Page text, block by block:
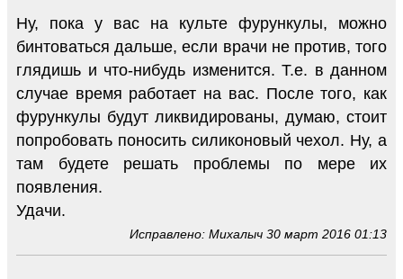
Ну, пока у вас на культе фурункулы, можно
бинтоваться дальше, если врачи не против, того
глядишь и что-нибудь изменится. Т.е. в данном
случае время работает на вас. После того, как
фурункулы будут ликвидированы, думаю, стоит
попробовать поносить силиконовый чехол. Ну, а
там будете решать проблемы по мере их
появления.
Удачи.
Исправлено: Михалыч 30 март 2016 01:13